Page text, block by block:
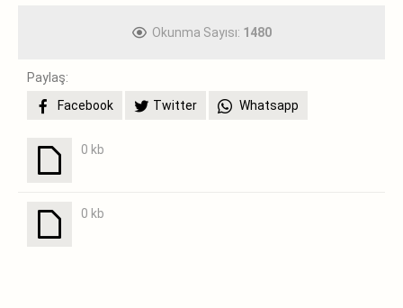
Okunma Sayısı: 1480
Paylaş:
Facebook
Twitter Whatsapp
0 kb
0 kb